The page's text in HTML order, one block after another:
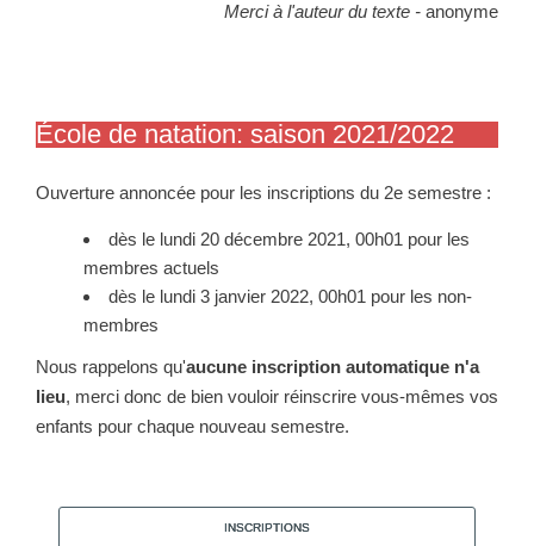
Merci à l'auteur du texte - anonyme
École de natation: saison 2021/2022
Ouverture annoncée pour les inscriptions du 2e semestre :
dès le lundi 20 décembre 2021, 00h01 pour les
membres actuels
dès le lundi 3 janvier 2022, 00h01 pour les non-
membres
Nous rappelons qu'aucune inscription automatique n'a
lieu, merci donc de bien vouloir réinscrire vous-mêmes vos
enfants pour chaque nouveau semestre.
INSCRIPTIONS